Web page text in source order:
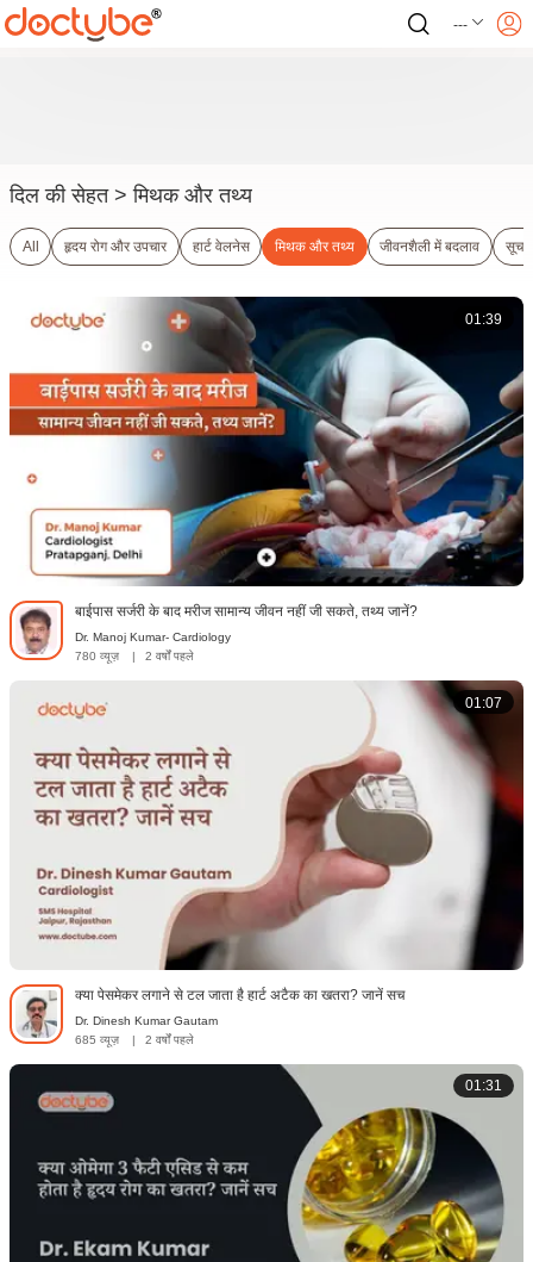
---
दिल की सेहत> मिथक और तथ्य
All हृदय रोग और उपचार हार्ट वेलनेस मिथक और तथ्य जीवनशैली में बदलाव
01:39
बाईपास सर्जरी के बाद मरीज सामान्य जीवन नहीं जी सकते, तथ्य जानें?
Dr. Manoj Kumar- Cardiology
780 व्यूज़
| 2 वर्षों पहले
01:07
क्या पेसमेकर लगाने से टल जाता है हार्ट अटैक का खतरा? जानें सच
Dr. Dinesh Kumar Gautam
685 व्यूज़
| 2 वर्षों पहले
01:31